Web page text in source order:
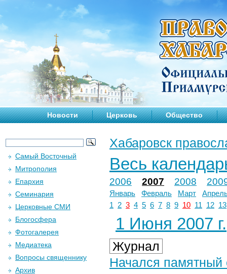
Новости Церковь Общество
Хабаровск
Весь
2006 2007 2008
Январь Февраль Март
1
2 3 4 5 6 7 8 9 10 11 12 13
1 Июня 2007 г.
Журнал
Начался памятный
Самый Восточный
Митрополия
Епархия
Семинария
Церковные СМИ
Блогосфера
Фотогалерея
Медиатека
Вопросы священнику
Архив